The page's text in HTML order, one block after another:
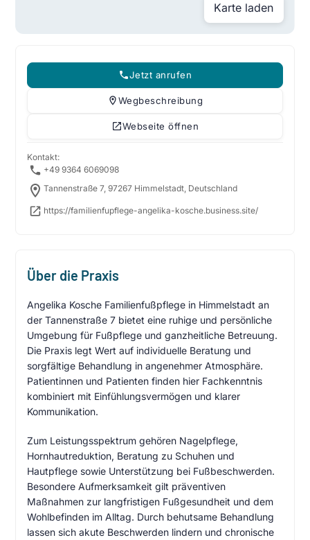
Karte laden
Jetzt anrufen
Wegbeschreibung
Webseite öffnen
Kontakt:
+49 9364 6069098
Tannenstraße 7, 97267 Himmelstadt, Deutschland
https://familienfupflege-angelika-kosche.business.site/
Über die Praxis
Angelika Kosche Familienfußpflege in Himmelstadt an
der Tannenstraße 7 bietet eine ruhige und persönliche
Umgebung für Fußpflege und ganzheitliche Betreuung.
Die Praxis legt Wert auf individuelle Beratung und
sorgfältige Behandlung in angenehmer Atmosphäre.
Patientinnen und Patienten finden hier Fachkenntnis
kombiniert mit Einfühlungsvermögen und klarer
Kommunikation.
Zum Leistungsspektrum gehören Nagelpflege,
Hornhautreduktion, Beratung zu Schuhen und
Hautpflege sowie Unterstützung bei Fußbeschwerden.
Besondere Aufmerksamkeit gilt präventiven
Maßnahmen zur langfristigen Fußgesundheit und dem
Wohlbefinden im Alltag. Durch behutsame Behandlung
lassen sich akute Beschwerden lindern und chronische